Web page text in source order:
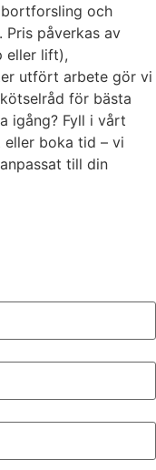
och
Pris påverkas av
eller lift),
utfört arbete gör vi
för bästa
igång? Fyll i vårt
boka tid – vi
till din